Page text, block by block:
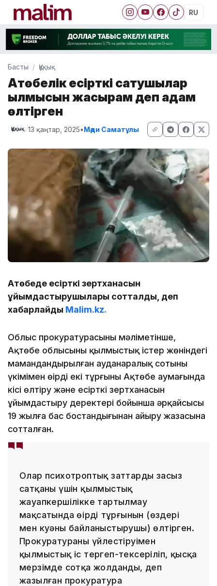
RU
Басты Құқық
Ақтөбелік есірткі сатушылар
қылмысын жасырам деп адам
өлтірген
Құқық 13 қаңтар, 2025•Мәди Саматұлы
Ақтөбеде есірткі зертханасын
ұйымдастырушылары сотталды, деп
хабарлайды Malim.kz.
Облыс прокуратурасының мәліметінше,
Ақтөбе облысының қылмыстық істер жөніндегі
мамандандырылған ауданаралық сотының
үкімімен өңірдің екі тұрғыны Ақтөбе аумағында
кісі өлтіру және есірткі зертханасын
ұйымдастыру деректері бойынша әрқайсысы
19 жылға бас бостандығынан айыру жазасына
сотталған.
Олар психотроптық заттарды заңсыз
сатқаны үшін қылмыстық
жауапкершілікке тартылмау
мақсатында өңірдің тұрғынын (өздері
мен куәны байланыстырушы) өлтірген.
Прокуратураның үйлестіруімен
қылмыстық іс тергеп-тексеріліп, қысқа
мерзімде сотқа жолданды, деп
жазылған прокуратура